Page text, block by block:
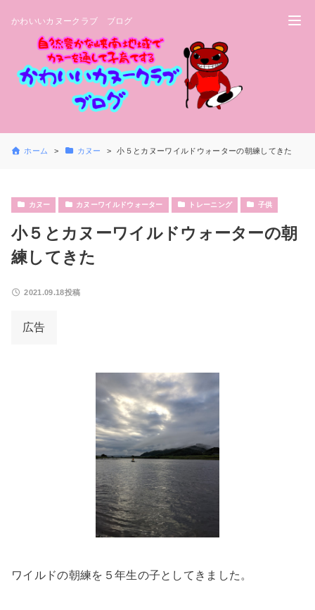
かわいいカヌークラブ ブログ
ホーム カヌー 小５とカヌーワイルドウォーターの朝練してきた
カヌー カヌーワイルドウォーター トレーニング 子供
小５とカヌーワイルドウォーターの朝
練してきた
2021.09.18投稿
広告
ワイルドの朝練を５年生の子としてきました。